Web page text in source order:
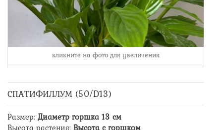
кликните на фото для увеличения
СПАТИФИЛЛУМ (50/D13)
Размер: Диаметр горшка 13 см
Высота растения: Высота с горшком